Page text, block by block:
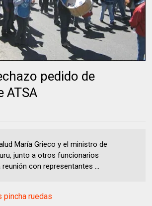
pedido de
ATSA
María Grieco y el ministro de
junto a otros funcionarios
con representantes ...
pincha ruedas